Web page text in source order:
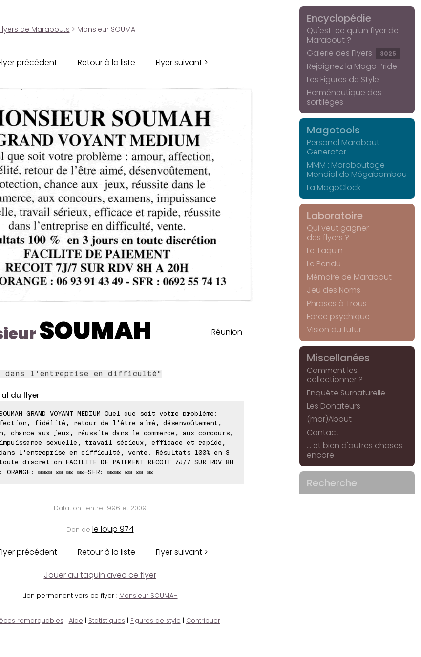
de Marabouts > Monsieur SOUMAH
précédent Retour à la liste Flyer suivant >
SOUMAH Réunion
dans l'entreprise en difficulté"
du flyer
SOUMAH GRAND VOYANT MEDIUM Quel que soit votre problème:
fidélité, retour de l'être aimé, désenvoûtement,
chance aux jeux, réussite dans le commerce, aux concours,
impuissance sexuelle, travail sérieux, efficace et rapide,
l'entreprise en difficulté, vente. Résultats 100% en 3
discrétion FACILITE DE PAIEMENT RECOIT 7J/7 SUR RDV 8H
ORANGE: ⊠⊠⊠⊠ ⊠⊠ ⊠⊠ ⊠⊠-SFR: ⊠⊠⊠⊠ ⊠⊠ ⊠⊠ ⊠⊠
Datation : entre 1996 et 2009
Don de le loup 974
précédent Retour à la liste Flyer suivant >
Jouer au taquin avec ce flyer
Lien permanent vers ce flyer : Monsieur SOUMAH
remarquables | Aide | Statistiques | Figures de style | Contribuer
Encyclopédie
Qu'est-ce qu'un flyer de
Marabout ?
Galerie des Flyers
3025
Rejoignez la Mago Pride !
Les Figures de Style
Herméneutique des
sortilèges
Magotools
Personal Marabout
Generator
MMM : Maraboutage
Mondial de Mégabambou
La MagoClock
Laboratoire
Qui veut gagner
des flyers ?
Le Taquin
Le Pendu
Mémoire de Marabout
Jeu des Noms
Phrases à Trous
Force psychique
Vision du futur
Miscellanées
Comment les
collectionner ?
Enquête Surnaturelle
Les Donateurs
(mar)About
Contact
... et bien d'autres choses
encore
Recherche